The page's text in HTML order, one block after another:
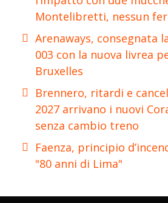
Montelibretti, nessun
Arenaways, consegnata
003 con la nuova livrea
Bruxelles
Brennero, ritardi e
2027 arrivano i nuovi
senza cambio treno
Faenza, principio
"80 anni di Lima"